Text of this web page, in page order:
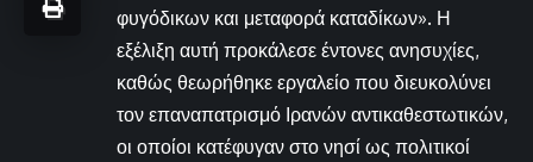
φυγόδικων και μεταφορά καταδίκων». Η
εξέλιξη αυτή προκάλεσε έντονες ανησυχίες,
καθώς θεωρήθηκε εργαλείο που διευκολύνει
τον επαναπατρισμό Ιρανών αντικαθεστωτικών,
οι οποίοι κατέφυγαν στο νησί ως πολιτικοί